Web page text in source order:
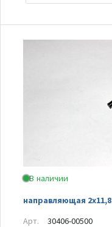
В наличии
направляющая 2х11,8
Арт.
30406-00500